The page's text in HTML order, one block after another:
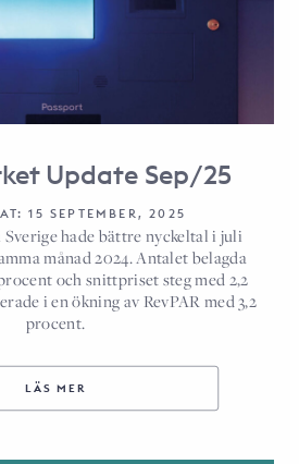
Update Sep/25
15 SEPTEMBER, 2025
hade bättre nyckeltal i juli
månad 2024. Antalet belagda
och snittpriset steg med 2,2
i en ökning av RevPAR med 3,2
procent.
LÄS MER